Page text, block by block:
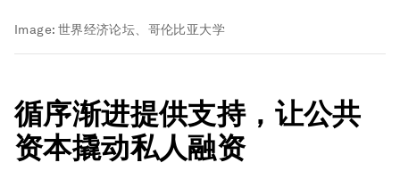
Image: 世界经济论坛、哥伦比亚大学
循序渐进提供支持，让公共
资本撬动私人融资